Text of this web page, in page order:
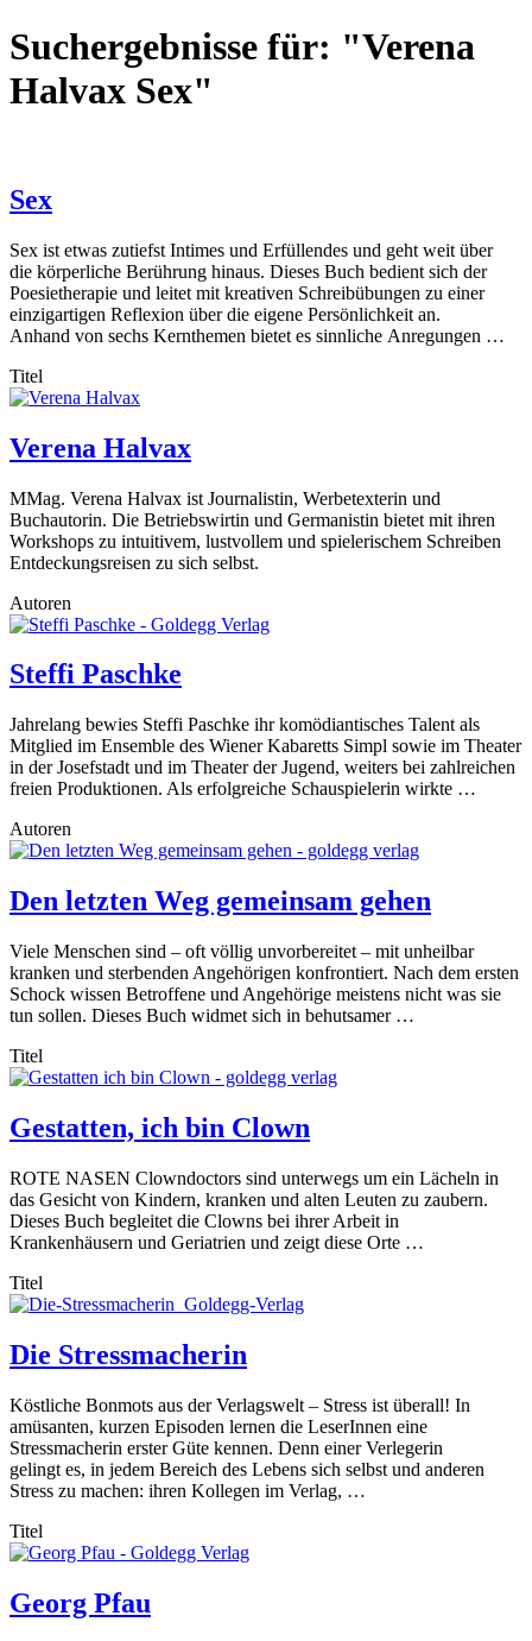
Suchergebnisse für: "Verena
Halvax Sex"
Sex
Sex ist etwas zutiefst Intimes und Erfüllendes und geht weit über
die körperliche Berührung hinaus. Dieses Buch bedient sich der
Poesietherapie und leitet mit kreativen Schreibübungen zu einer
einzigartigen Reflexion über die eigene Persönlichkeit an.
Anhand von sechs Kernthemen bietet es sinnliche Anregungen …
Titel
Verena Halvax
MMag. Verena Halvax ist Journalistin, Werbetexterin und
Buchautorin. Die Betriebswirtin und Germanistin bietet mit ihren
Workshops zu intuitivem, lustvollem und spielerischem Schreiben
Entdeckungsreisen zu sich selbst.
Autoren
Steffi Paschke
Jahrelang bewies Steffi Paschke ihr komödiantisches Talent als
Mitglied im Ensemble des Wiener Kabaretts Simpl sowie im Theater
in der Josefstadt und im Theater der Jugend, weiters bei zahlreichen
freien Produktionen. Als erfolgreiche Schauspielerin wirkte …
Autoren
Den letzten Weg gemeinsam gehen
Viele Menschen sind – oft völlig unvorbereitet – mit unheilbar
kranken und sterbenden Angehörigen konfrontiert. Nach dem ersten
Schock wissen Betroffene und Angehörige meistens nicht was sie
tun sollen. Dieses Buch widmet sich in behutsamer …
Titel
Gestatten, ich bin Clown
ROTE NASEN Clowndoctors sind unterwegs um ein Lächeln in
das Gesicht von Kindern, kranken und alten Leuten zu zaubern.
Dieses Buch begleitet die Clowns bei ihrer Arbeit in
Krankenhäusern und Geriatrien und zeigt diese Orte …
Titel
Die Stressmacherin
Köstliche Bonmots aus der Verlagswelt – Stress ist überall! In
amüsanten, kurzen Episoden lernen die LeserInnen eine
Stressmacherin erster Güte kennen. Denn einer Verlegerin
gelingt es, in jedem Bereich des Lebens sich selbst und anderen
Stress zu machen: ihren Kollegen im Verlag, …
Titel
Georg Pfau